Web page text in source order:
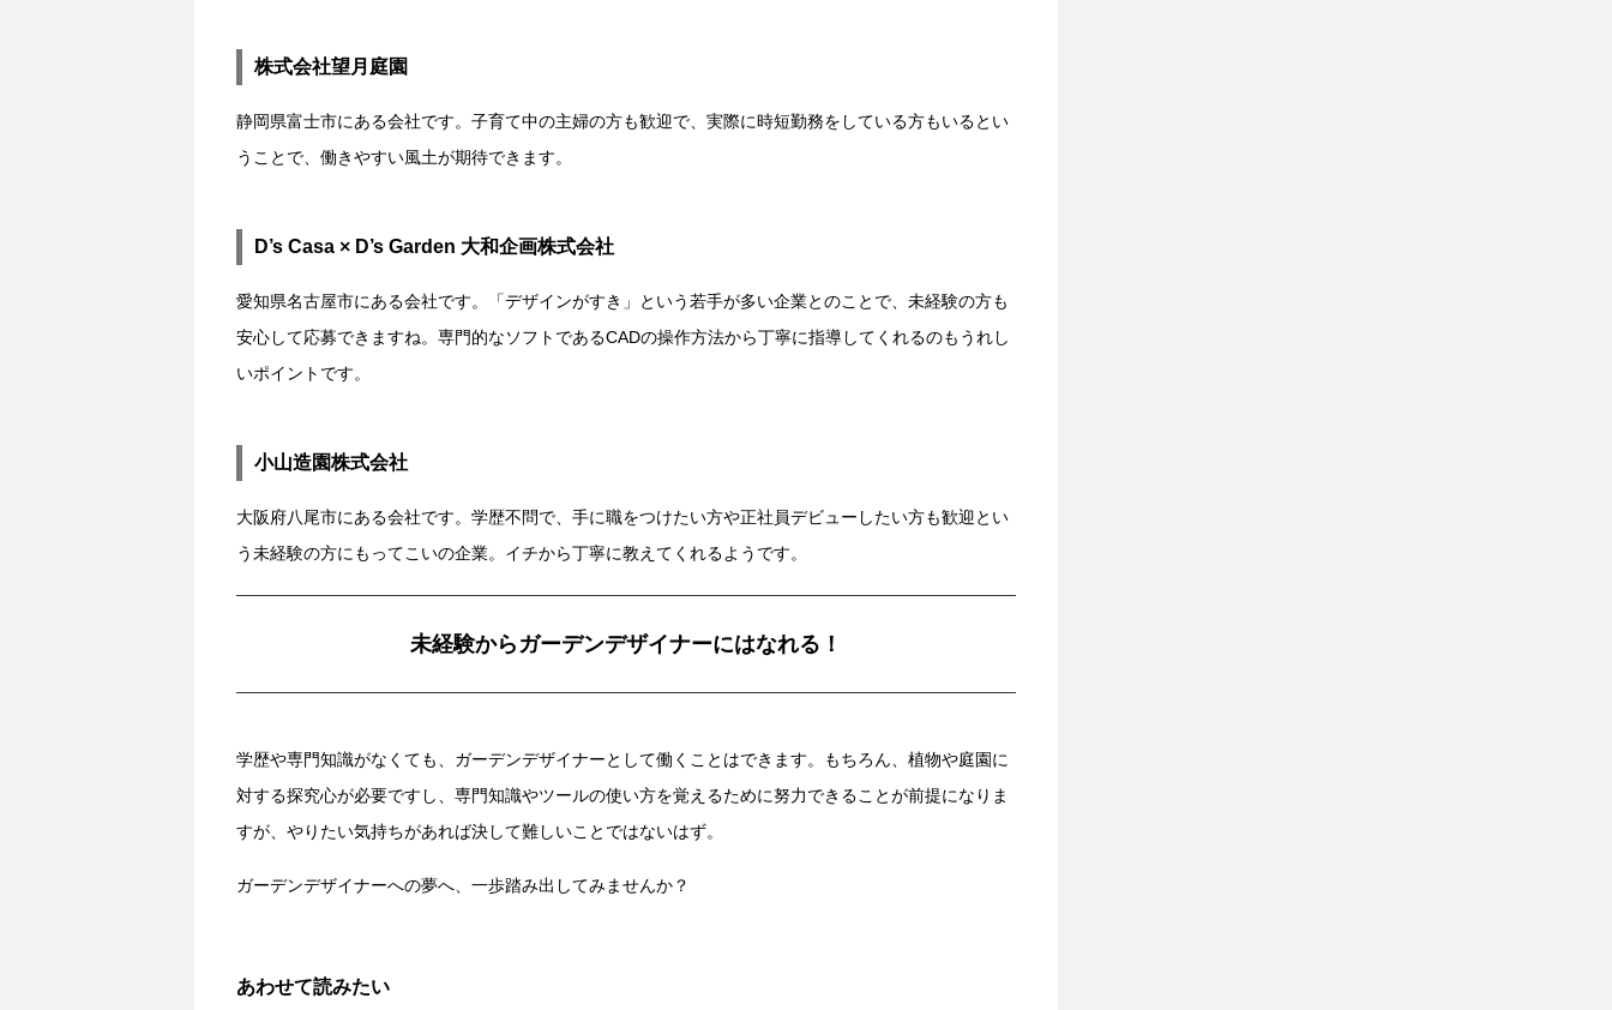
株式会社望月庭園
静岡県富士市にある会社です。子育て中の主婦の方も歓迎で、実際に時短勤務をしている方もいるとい
うことで、働きやすい風土が期待できます。
D’s Casa × D’s Garden 大和企画株式会社
愛知県名古屋市にある会社です。「デザインがすき」という若手が多い企業とのことで、未経験の方も
安心して応募できますね。専門的なソフトであるCADの操作方法から丁寧に指導してくれるのもうれし
いポイントです。
小山造園株式会社
大阪府八尾市にある会社です。学歴不問で、手に職をつけたい方や正社員デビューしたい方も歓迎とい
う未経験の方にもってこいの企業。イチから丁寧に教えてくれるようです。
未経験からガーデンデザイナーにはなれる！
学歴や専門知識がなくても、ガーデンデザイナーとして働くことはできます。もちろん、植物や庭園に
対する探究心が必要ですし、専門知識やツールの使い方を覚えるために努力できることが前提になりま
すが、やりたい気持ちがあれば決して難しいことではないはず。
ガーデンデザイナーへの夢へ、一歩踏み出してみませんか？
あわせて読みたい